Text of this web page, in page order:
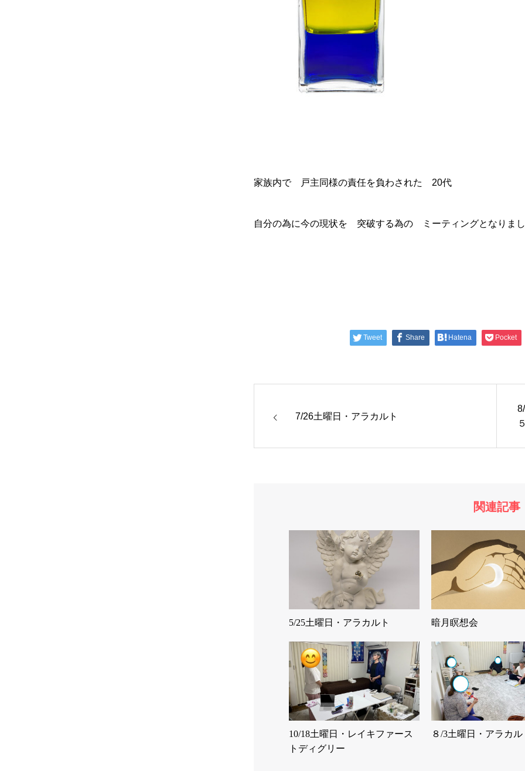
家族内で 戸主同様の責任を負わされた 20代
自分の為に今の現状を 突破する為の ミーティングとなりま
Tweet Share Hatena Pocket
7/26土曜日・アラカルト
関連記事
5/25土曜日・アラカルト 暗月瞑想会
10/18土曜日・レイキファース
トディグリー
８/3土曜日・アラカル